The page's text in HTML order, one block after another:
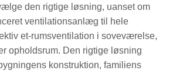
den rigtige løsning, uanset om
ventilationsanlæg til hele
et-rumsventilation i soveværelse,
opholdsrum. Den rigtige løsning
konstruktion, familiens